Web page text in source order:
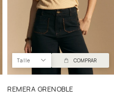
Talle COMPRAR
REMERA GRENOBLE